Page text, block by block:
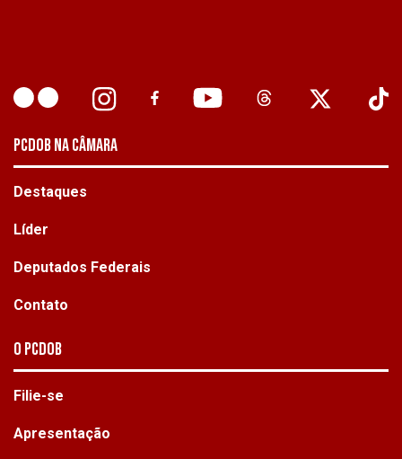
PCDOB NA CÂMARA
Destaques
Líder
Deputados Federais
Contato
O PCdoB
Filie-se
Apresentação